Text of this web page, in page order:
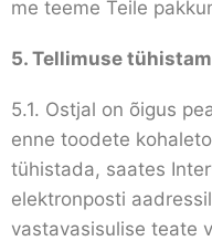
me teeme Teile
5. Tellimuse
5.1. Ostjal on õigus
enne toodete
tühistada, saates
elektronposti
vastavasisulise teate